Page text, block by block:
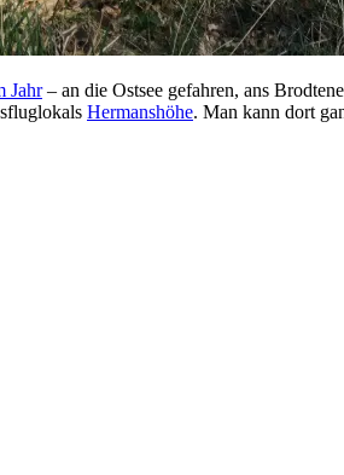
Jahr– an die Ostsee gefahren, ans
Hermanshöhe. Man kann dort